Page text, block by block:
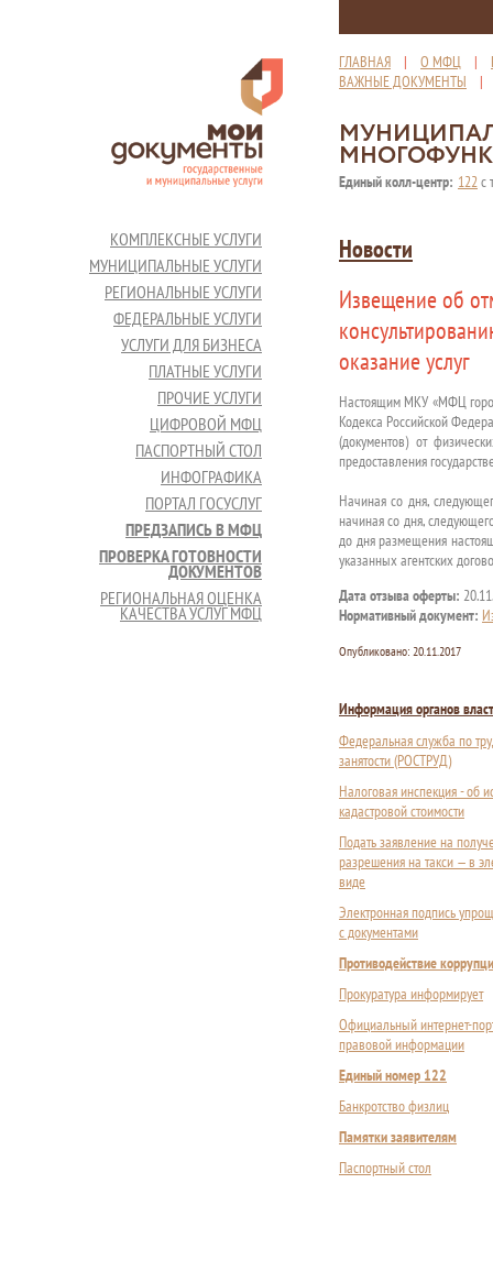
ГЛАВНАЯ | О МФЦ |
ВАЖНЫЕ ДОКУМЕНТЫ
Единый колл-центр: 122с
КОМПЛЕКСНЫЕ УСЛУГИ
МУНИЦИПАЛЬНЫЕ УСЛУГИ
РЕГИОНАЛЬНЫЕ УСЛУГИ
ФЕДЕРАЛЬНЫЕ УСЛУГИ
УСЛУГИ ДЛЯ БИЗНЕСА
ПЛАТНЫЕ УСЛУГИ
ПРОЧИЕ УСЛУГИ
ЦИФРОВОЙ МФЦ
ПАСПОРТНЫЙ СТОЛ
ИНФОГРАФИКА
ПОРТАЛ ГОСУСЛУГ
ПРЕДЗАПИСЬ В МФЦ
ПРОВЕРКА ГОТОВНОСТИ
ДОКУМЕНТОВ
РЕГИОНАЛЬНАЯ ОЦЕНКА
КАЧЕСТВА УСЛУГ МФЦ
Новости
Извещение об
оказание услуг
Настоящим МКУ «МФЦ
Кодекса Российской
(документов) от
предоставления
Начиная со дня,
начиная со дня,
до дня размещения
указанных агентских
Дата отзыва оферты:
Нормативный документ:
Опубликовано: 20.11.2017
Информация органов
Федеральная служба по
занятости (РОСТРУД)
Налоговая инспекция - об
кадастровой стоимости
Подать заявление на
разрешения на такси — в
виде
Электронная подпись
с документами
Противодействие
Прокуратура информирует
Официальный интернет-
правовой информации
Единый номер 122
Банкротство физлиц
Памятки заявителям
Паспортный стол